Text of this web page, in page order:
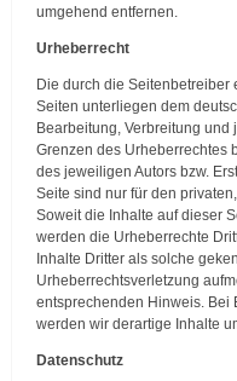
umgehend entfernen.
Urheberrecht
Die durch die Seitenbetreiber
Seiten unterliegen dem
Bearbeitung, Verbreitung und
Grenzen des Urheberrechtes
des jeweiligen Autors bzw.
Seite sind nur für den
Soweit die Inhalte auf dieser
werden die Urheberrechte
Inhalte Dritter als solche
Urheberrechtsverletzung
entsprechenden Hinweis. Bei
werden wir derartige Inhalte
Datenschutz